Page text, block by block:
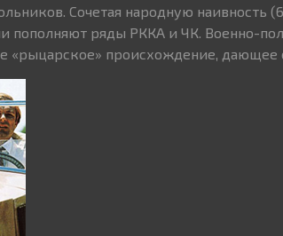
Сочетая народную наивность
пополняют ряды РККА и ЧК. Военно-
«рыцарское» происхождение, дающее